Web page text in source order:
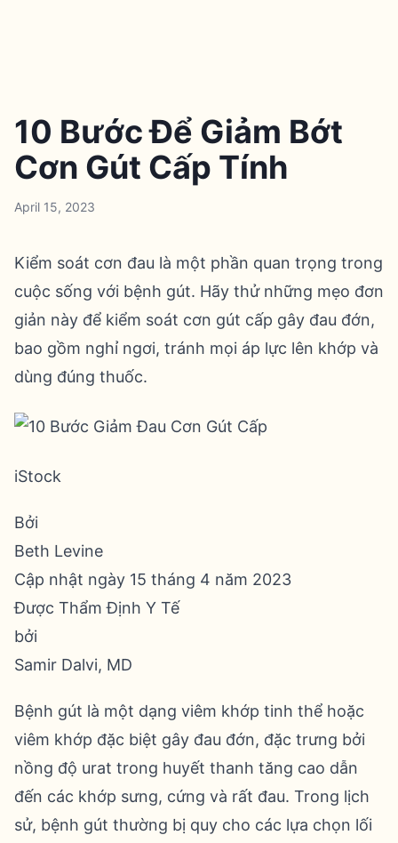
10 Bước Để Giảm Bớt
Cơn Gút Cấp Tính
April 15, 2023
Kiểm soát cơn đau là một phần quan trọng trong
cuộc sống với bệnh gút. Hãy thử những mẹo đơn
giản này để kiểm soát cơn gút cấp gây đau đớn,
bao gồm nghỉ ngơi, tránh mọi áp lực lên khớp và
dùng đúng thuốc.
iStock
Bởi
Beth Levine
Cập nhật ngày 15 tháng 4 năm 2023
Được Thẩm Định Y Tế
bởi
Samir Dalvi, MD
Bệnh gút là một dạng viêm khớp tinh thể hoặc
viêm khớp đặc biệt gây đau đớn, đặc trưng bởi
nồng độ urat trong huyết thanh tăng cao dẫn
đến các khớp sưng, cứng và rất đau. Trong lịch
sử, bệnh gút thường bị quy cho các lựa chọn lối